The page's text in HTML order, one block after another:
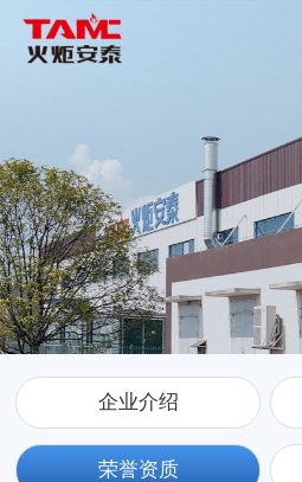
企业介绍
荣誉资质